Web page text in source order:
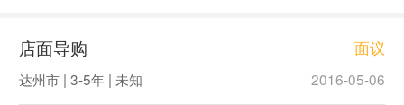
店面导购 面议
达州市 | 3-5年 | 未知 2016-05-06